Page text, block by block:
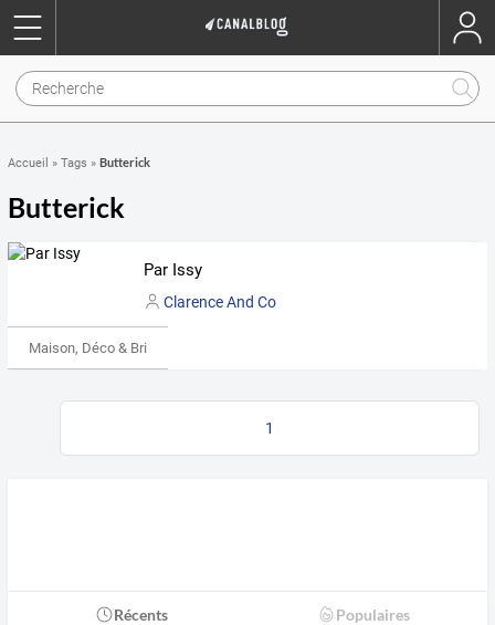
Accueil » Tags » Butterick
Butterick
Par Issy
Clarence And Co
Maison, Déco & Bricolage
1
Récents Populaires